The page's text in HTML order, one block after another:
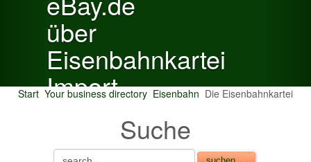
über
Eisenbahnkartei
Import
Verkaufsbetrag an
Gebühren je Inserat
Artikel
Start Your business directory Eisenbahn Die Eisenbahnkartei
Suche